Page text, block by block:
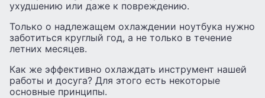
ухудшению или даже к повреждению.
Только о надлежащем охлаждении ноутбука нужно
заботиться круглый год, а не только в течение
летних месяцев.
Как же эффективно охлаждать инструмент нашей
работы и досуга? Для этого есть некоторые
основные принципы.